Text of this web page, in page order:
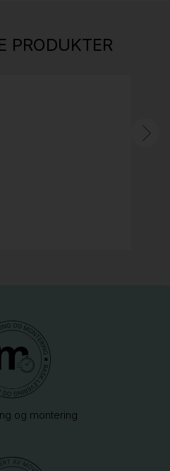
PRODUKTER
H05 5600 Swingback-armlene Mørk
og montering